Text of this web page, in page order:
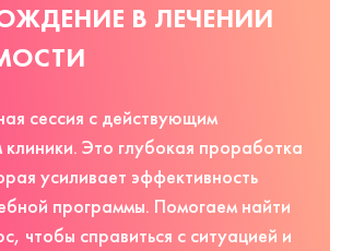
В ЛЕЧЕНИИ
сессия с действующим
клиники. Это глубокая проработка
усиливает эффективность
программы. Помогаем найти
чтобы справиться с ситуацией и